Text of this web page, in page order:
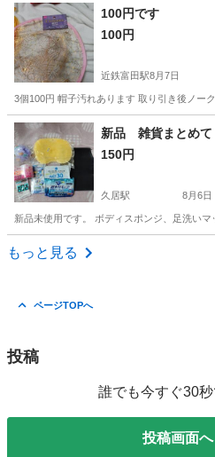
三重 三重郡 近鉄富田駅
100円です
100円
近鉄富田駅8月7日
3個100円 帽子汚れあります 取り引き後ノー
三重 三重郡 近鉄富田駅 その他
新品 雑貨まとめて
150円
久居駅 8月6日
新品未使用です。 ボディスポンジ、足洗い
三重 津市
もっと見る
ページTOPへ
投稿
誰でも今すぐ30
投稿画面